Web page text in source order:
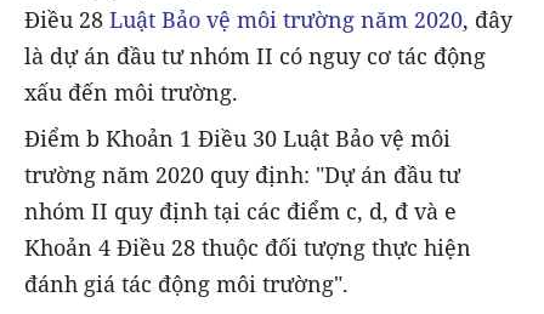
Điều 28 Luật Bảo vệ môi trường năm 2020, đây
là dự án đầu tư nhóm II có nguy cơ tác động
xấu đến môi trường.
Điểm b Khoản 1 Điều 30 Luật Bảo vệ môi
trường năm 2020 quy định: "Dự án đầu tư
nhóm II quy định tại các điểm c, d, đ và e
Khoản 4 Điều 28 thuộc đối tượng thực hiện
đánh giá tác động môi trường".